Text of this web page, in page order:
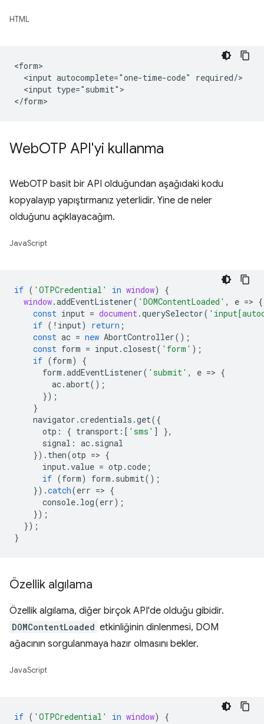
HTML
<form>
  <input autocomplete="one-time-code" required/>
  <input type="submit">
WebOTP API'yi kullanma
WebOTP basit bir API olduğundan aşağıdaki kodu
kopyalayıp yapıştırmanız yeterlidir. Yine de neler
olduğunu açıklayacağım.
JavaScript
if ( 'OTPCredential' in window)
{
window.addEventListener( 'DOMContentLoaded' , e => {
const input = document.querySelector(
if ( ! input) return ;
const ac = new AbortController();
const form = input.closest( 'form' );
if (form)
{
form .addEventListener( 'submit' , e => {
ac.abort();
});
}
navigator .credentials .get({
otp : { transport : [ 'sms' ]
},
signal : ac. signal
}). then(otp => {
input.value = otp .code ;
if (form) form . submit();
}).catch(err => {
console. log(err);
});
});
}
Özellik algılama
Özellik algılama, diğer birçok API'de olduğu gibidir.
DOMContentLoaded etkinliğinin dinlenmesi, DOM
ağacının sorgulanmaya hazır olmasını bekler.
JavaScript
if ( 'OTPCredential' in window)
{